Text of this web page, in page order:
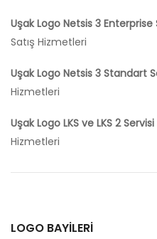
Uşak Logo Netsis 3 Enterprise
Satış Hizmetleri
Uşak Logo Netsis 3 Standart
Hizmetleri
Uşak Logo LKS ve LKS 2 Servisi
Hizmetleri
LOGO BAYİLERİ